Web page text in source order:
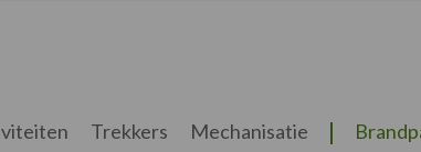
Trekkers Mechanisatie